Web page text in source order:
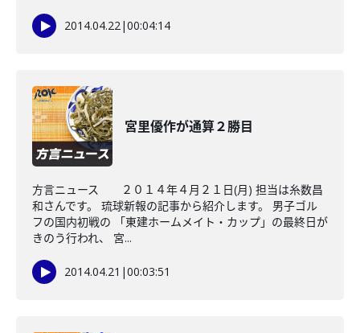
2014.04.22|00:04:14
宮里優作が通算２勝目
方言ニュース ２０１４年４月２１日(月) 担当は糸数昌
和さんです。 琉球新報の記事から紹介します。 男子ゴル
フの国内初戦の 「東建ホームメイト・カップ」の最終日が
きのう行われ、 宮...
2014.04.21 |00:03:51